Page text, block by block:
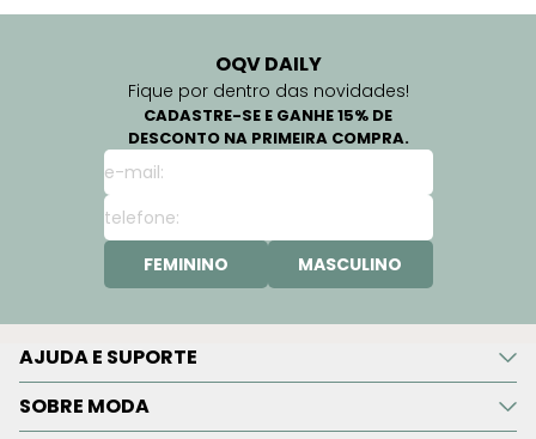
OQV DAILY
Fique por dentro das novidades!
CADASTRE-SE E GANHE 15% DE
DESCONTO NA PRIMEIRA COMPRA.
FEMININO MASCULINO
AJUDA E SUPORTE
SOBRE MODA